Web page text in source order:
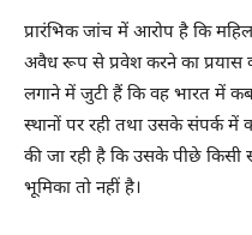
प्रारंभिक जांच में आरोप है कि
अवैध रूप से प्रवेश करने का प्रयास
लगाने में जुटी हैं कि वह भारत में
स्थानों पर रही तथा उसके संपर्क
की जा रही है कि उसके पीछे किसी
भूमिका तो नहीं है।